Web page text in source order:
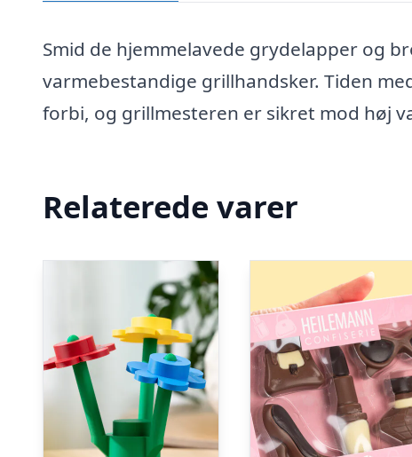
Smid de hjemmelavede grydelapper og
varmebestandige grillhandsker. Tiden
forbi, og grillmesteren er sikret mod høj
Relaterede varer